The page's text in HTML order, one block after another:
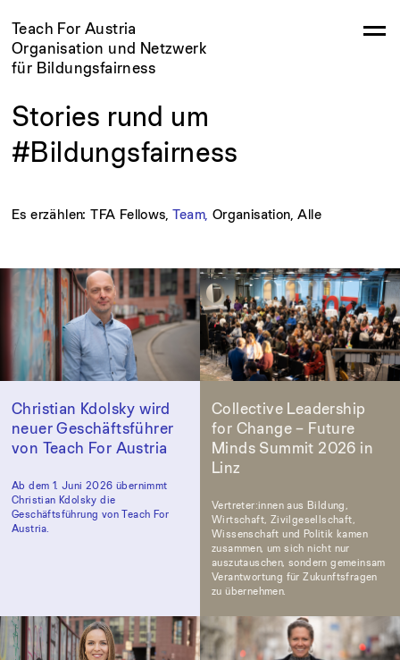
Teach For Austria
Organisation und Netzwerk
für Bildungsfairness
Stories rund um
#Bildungsfairness
Es erzählen:TFA Fellows,Team, Organisation,Alle
Christian Kdolsky wird
neuer Geschäftsführer
von Teach For Austria
Ab dem 1. Juni 2026 übernimmt
Christian Kdolsky die
Geschäftsführung von Teach For
Austria.
Collective Leadership
for Change – Future
Minds Summit 2026 in
Linz
Vertreter:innen aus Bildung,
Wirtschaft, Zivilgesellschaft,
Wissenschaft und Politik kamen
zusammen, um sich nicht nur
auszutauschen, sondern gemeinsam
Verantwortung für Zukunftsfragen
zu übernehmen.